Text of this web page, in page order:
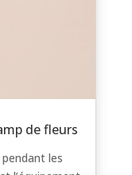
de fleurs
les